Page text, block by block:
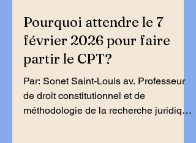
13 oct. 2025 7 min de lecture
Pourquoi attendre le 7
février 2026 pour faire